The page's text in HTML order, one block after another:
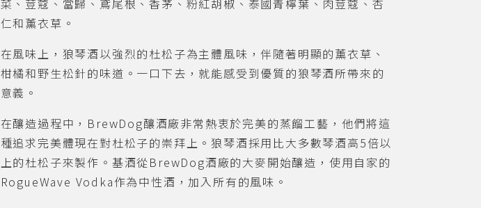
菜、荳蔻、當歸、鳶尾根、香茅、粉紅胡椒、泰國青檸葉、肉荳蔻、杏
仁和薰衣草。
在風味上，狼琴酒以強烈的杜松子為主體風味，伴隨著明顯的薰衣草、
柑橘和野生松針的味道。一口下去，就能感受到優質的狼琴酒所帶來的
意義。
在釀造過程中，BrewDog釀酒廠非常熱衷於完美的蒸餾工藝，他們將這
種追求完美體現在對杜松子的崇拜上。狼琴酒採用比大多數琴酒高5倍以
上的杜松子來製作。基酒從BrewDog酒廠的大麥開始釀造，使用自家的
RogueWave Vodka作為中性酒，加入所有的風味。